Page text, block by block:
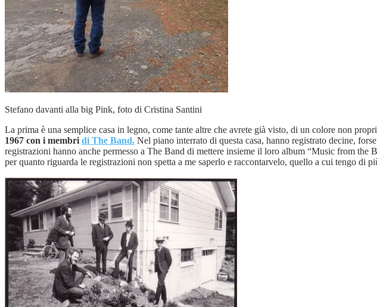
Stefano davanti alla big Pink, foto di Cristina Santini
La prima è una semplice casa in legno, come tante altre che avrete già visto, di un colore non
1967 con i membri di The Band. Nel piano interrato di questa casa, hanno registrato decine,
registrazioni hanno anche permesso a The Band di mettere insieme il loro album “Music from the
per quanto riguarda le registrazioni non spetta a me saperlo e raccontarvelo, quello a cui tengo di